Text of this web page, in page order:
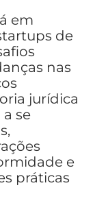
em
de
nas
jurídica
se
e
práticas